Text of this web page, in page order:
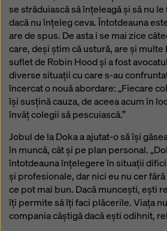
se străduiască să înțeleagă și să nu
dacă nu înțeleg ceva. Întotdeauna
are de spus. De asta i se mai zice
care, deși știm că ustură, are și
suflet de Robin Hood și a fost
diverse situații cu care s-au
încercat o nouă abordare: „Fiecare
își susțină cauza, de aceea acum în
învăț colegii să pescuiască.”
Jobul de la Doka a ajutat-o să își
în muncă, cât și pe plan personal.
întotdeauna înțelegere în situații
și profesionale, dar nici eu nu cer
ce pot mai bun. Dacă muncești, ești
îți permite să îți faci plăcerile. Viața
compania câștigă dacă ești odihnit,